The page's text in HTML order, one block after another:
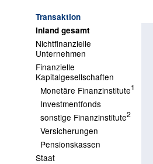
Transaktion
Inland gesamt
Nichtfinanzielle
Unternehmen
Finanzielle
Kapitalgesellschaften
Monetäre Finanzinstitute1
Investmentfonds
sonstige Finanzinstitute2
Versicherungen
Pensionskassen
Staat